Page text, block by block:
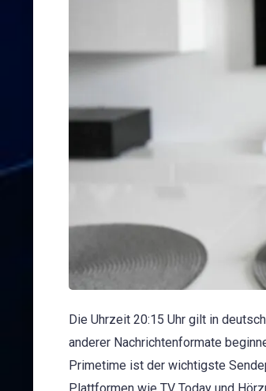
Die Uhrzeit 20:15 Uhr gilt in
anderer Nachrichtenformate
Primetime ist der wichtigste